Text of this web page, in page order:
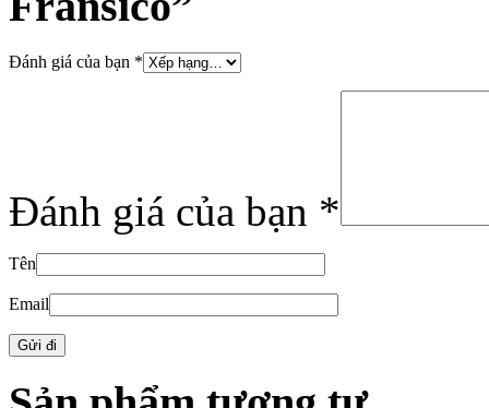
Đánh giá của bạn *
Đánh giá của bạn *
Tên
Email